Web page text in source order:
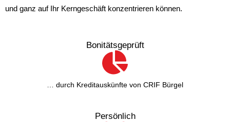
und ganz auf Ihr Kerngeschäft konzentrieren können.
Bonitätsgeprüft
… durch Kreditauskünfte von CRIF Bürgel
Persönlich